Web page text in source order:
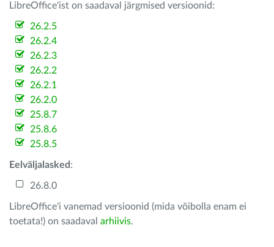
LibreOffice'ist on saadaval järgmised versioonid:
26.2.5
26.2.4
26.2.3
26.2.2
26.2.1
26.2.0
25.8.7
25.8.6
25.8.5
Eelväljalasked :
26.8.0
LibreOffice'i vanemad versioonid (mida võibolla enam ei
toetata!) on saadaval arhiivis.